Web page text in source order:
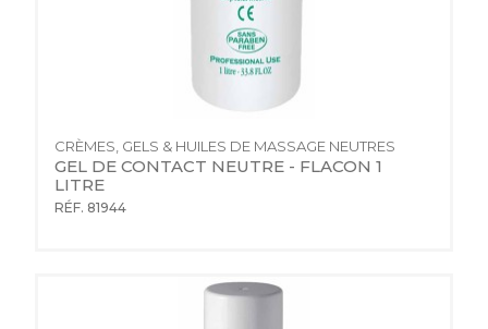
CRÈMES, GELS & HUILES DE MASSAGE NEUTRES
GEL DE CONTACT NEUTRE - FLACON 1
LITRE
RÉF. 81944